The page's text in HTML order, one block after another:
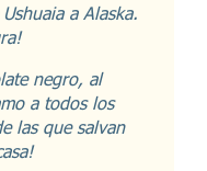
a Alaska.
negro, al
a todos los
las que salvan